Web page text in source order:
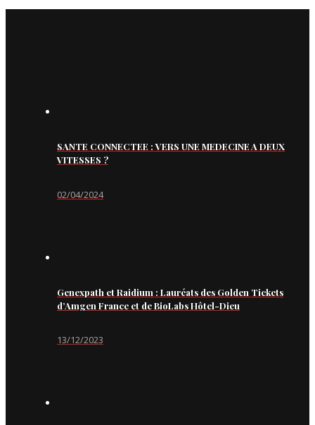
SANTE CONNECTEE : VERS UNE MEDECINE A DEUX
VITESSES ?
02/04/2024
Genexpath et Raidium : Lauréats des Golden Tickets
d’Amgen France et de BioLabs Hôtel-Dieu
13/12/2023